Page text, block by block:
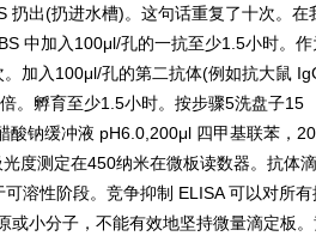
扔出(扔进水槽)。这句话重复了十次。在
中加入 100μl/孔的一抗至少1.5小时。作
。加入 100μl/孔的第二抗体(例如抗大鼠
倍。孵育至少1.5小时。按步骤5洗盘子15
酸钠缓冲液 pH6.0,200μl 四甲基联苯，
度测定在450纳米在微板读数器。抗体
溶性阶段。竞争抑制 ELISA可以对所有
或小分子，不能有效地坚持微量滴定板